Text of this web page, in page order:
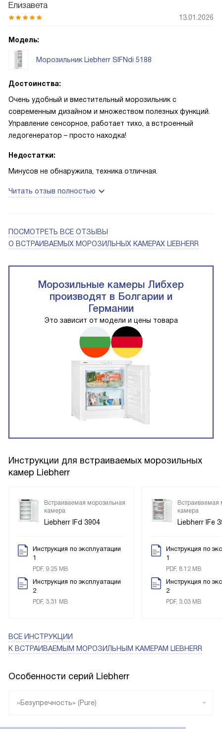
отдыху. Перевешиваемые двери и мягкий доводчик
повышают удобство установки. VarioSpace пригодится
спокойствие при длительном хранении.
Елизавета
13.01.2026
Модель:
Морозильник Liebherr SIFNdi 5188
Достоинства:
Очень удобный и вместительный морозильник с
современным дизайном и множеством полезных функций.
Управление сенсорное, работает тихо, а встроенный
ледогенератор – просто находка!
Недостатки:
Минусов не обнаружила, техника отличная.
Читать отзыв полностью
ПОСМОТРЕТЬ ВСЕ ОТЗЫВЫ
О ВСТРАИВАЕМЫХ МОРОЗИЛЬНЫХ КАМЕРАХ LIEBHERR
Морозильные камеры Либхер
производят в Болгарии и
Германии
Это зависит от модели и цены товара
Инструкции для встраиваемых морозильных
камер Liebherr
Встраиваемая морозильная
камера
Liebherr IFd 3904
Инструкция по эксплуатации
1
PDF, 9.25 MB
Инструкция по эксплуатации
2
PDF, 3.31 MB
Встраиваемая
камера
Liebherr IFe
Инструкция по
1
PDF, 8.12 MB
Инструкция по
2
PDF, 3.03 MB
ВСЕ ИНСТРУКЦИИ
К ВСТРАИВАЕМЫМ МОРОЗИЛЬНЫМ КАМЕРАМ LIEBHERR
Особенности серий Liebherr
«Безупречность» (Pure)
«Плюс» (Plus)